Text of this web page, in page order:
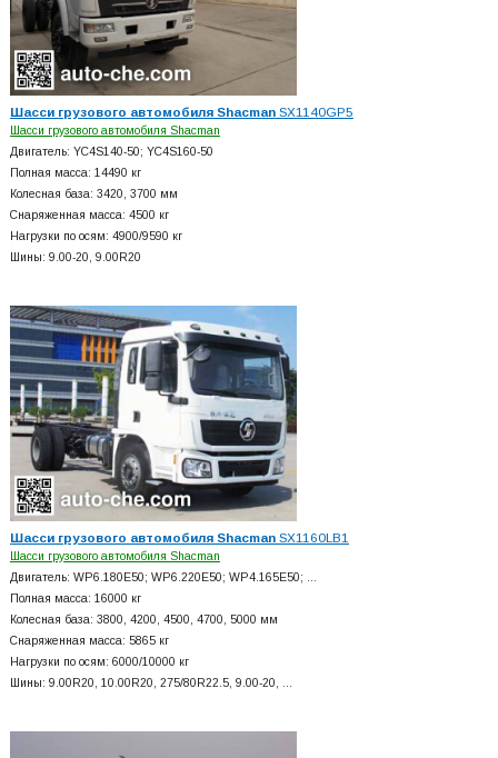
Шасси грузового автомобиля ShacmanSX1140GP5
Шасси грузового автомобиля Shacman
Двигатель: YC4S140-50; YC4S160-50
Полная масса: 14490 кг
Колесная база: 3420, 3700 мм
Снаряженная масса: 4500 кг
Нагрузки по осям: 4900/9590 кг
Шины: 9.00-20, 9.00R20
Шасси грузового автомобиля ShacmanSX1160LB1
Шасси грузового автомобиля Shacman
Двигатель: WP6.180E50; WP6.220E50; WP4.165E50; …
Полная масса: 16000 кг
Колесная база: 3800, 4200, 4500, 4700, 5000 мм
Снаряженная масса: 5865 кг
Нагрузки по осям: 6000/10000 кг
Шины: 9.00R20, 10.00R20, 275/80R22.5, 9.00-20, …